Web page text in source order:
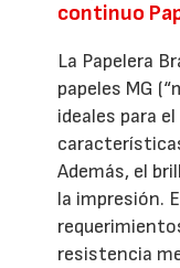
continuo
La Papelera
papeles MG
ideales para
Además, el
la impresión.
resistencia